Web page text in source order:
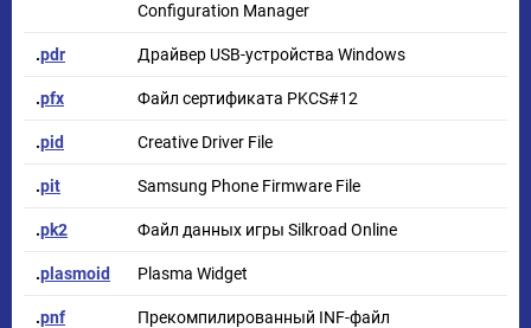
Configuration Manager
.pdr Драйвер USB-устройства Windows
.pfx Файл сертификата PKCS#12
.pid Creative Driver File
.pit Samsung Phone Firmware File
.pk2 Файл данных игры Silkroad Online
.plasmoid Plasma Widget
.pnf Прекомпилированный INF-файл